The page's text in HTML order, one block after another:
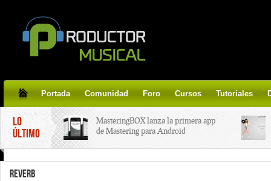
Portada Comunidad Foro Cursos Tutoriales
LO
ÚLTIMO
MasteringBOX lanza la primera app
de Mastering para Android
REVERB